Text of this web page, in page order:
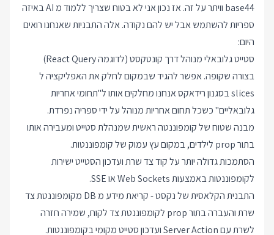
base44 וויתר על זה. אז נכון אני לא בטוח שצריך ללמוד מ AI באיזה
ספריות להשתמש אבל יש להם נקודה. אלה התבניות שאנחנו רואים
היום:
סטייט גלובאלי מנוהל דרך קונטקסט (לדוגמה React Query)
בצורה שקופה. אפשר להגיד שבמקום לחלק את האפליקציה ל
slices בסגנון רידאקס אנחנו מחלקים אותו ל"תחומי אחריות
גלובאליים" כשכל תחום אחריות מנוהל על ידי ספריה נפרדת.
מבנה שטוח של קומפוננטה ראשית שמנהלת סטייט ומעבירה אותו
בתור prop לילדים, במקום עץ עמוק של קומפוננטות.
הסתמכות גדולה יותר על קוד צד שרת ועדכון הסטייט ישירות
לקומפוננטות באמצעות Web Sockets או SSE.
התבנית הקלאסית של נקסט - קריאת מידע מ DB מקומפוננטת צד
שרת והעברה בתור prop לקומפוננטת צד לקוח, שמירה חזרה
לשרת עם Server Action ועדכון סטייט מקומי בקומפוננטות.